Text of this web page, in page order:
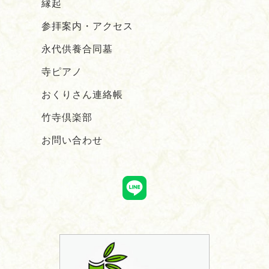
縁起
参拝案内・アクセス
永代供養合同墓
寺ピアノ
おくりさん連絡帳
竹寺倶楽部
お問い合わせ